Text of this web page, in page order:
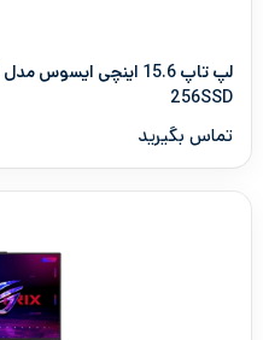
256SSD
تماس بگیرید